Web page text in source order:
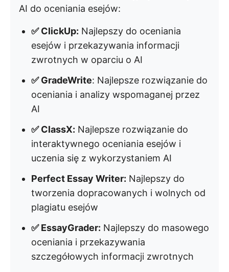
AI do oceniania esejów:
✅ ClickUp: Najlepszy do oceniania
esejów i przekazywania informacji
zwrotnych w oparciu o AI
✅ GradeWrite: Najlepsze rozwiązanie do
oceniania i analizy wspomaganej przez
AI
✅ ClassX: Najlepsze rozwiązanie do
interaktywnego oceniania esejów i
uczenia się z wykorzystaniem AI
Perfect Essay Writer: Najlepszy do
tworzenia dopracowanych i wolnych od
plagiatu esejów
✅ EssayGrader: Najlepszy do masowego
oceniania i przekazywania
szczegółowych informacji zwrotnych